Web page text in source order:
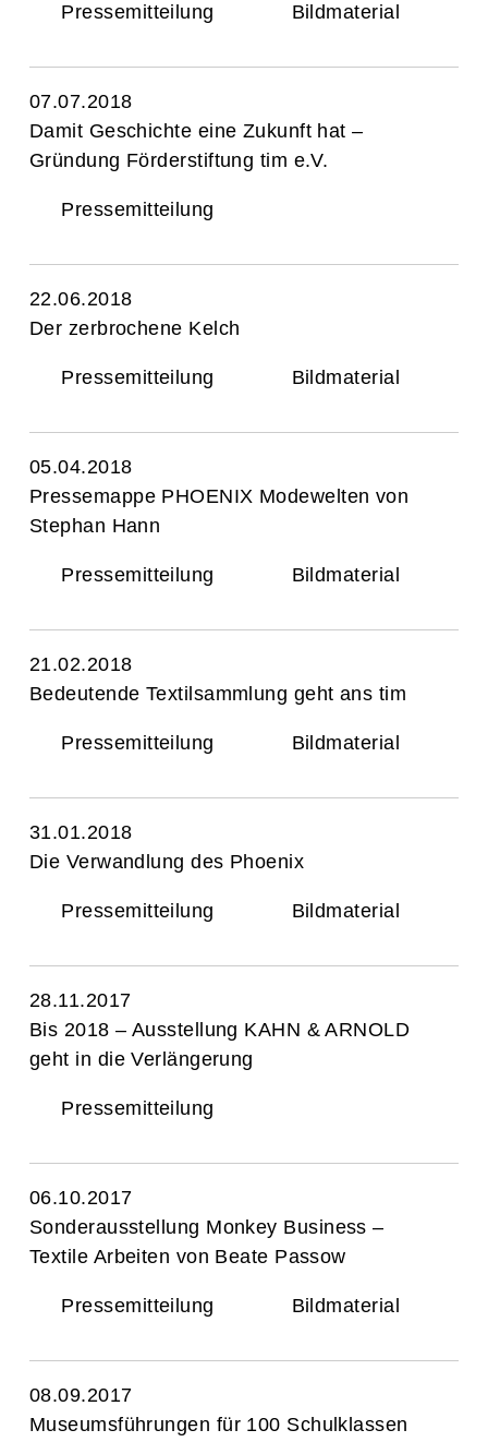
Pressemitteilung Bildmaterial
07.07.2018
Damit Geschichte eine Zukunft hat –
Gründung Förderstiftung tim e.V.
Pressemitteilung
22.06.2018
Der zerbrochene Kelch
Pressemitteilung Bildmaterial
05.04.2018
Pressemappe PHOENIX Modewelten von
Stephan Hann
Pressemitteilung Bildmaterial
21.02.2018
Bedeutende Textilsammlung geht ans tim
Pressemitteilung Bildmaterial
31.01.2018
Die Verwandlung des Phoenix
Pressemitteilung Bildmaterial
28.11.2017
Bis 2018 – Ausstellung KAHN & ARNOLD
geht in die Verlängerung
Pressemitteilung
06.10.2017
Sonderausstellung Monkey Business –
Textile Arbeiten von Beate Passow
Pressemitteilung Bildmaterial
08.09.2017
Museumsführungen für 100 Schulklassen